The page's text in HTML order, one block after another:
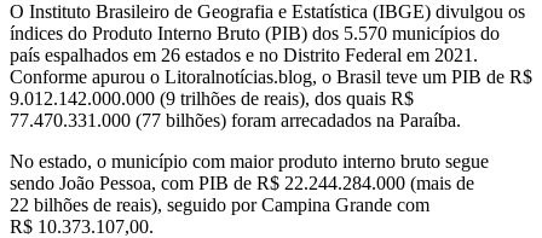
O Instituto Brasileiro de Geografia e Estatística (IBGE) divulgou os
índices do Produto Interno Bruto (PIB) dos 5.570 municípios do
país espalhados em 26 estados e no Distrito Federal em 2021.
Conforme apurou o Litoralnotícias.blog, o Brasil teve um PIB de R$
9.012.142.000.000 (9 trilhões de reais), dos quais R$
77.470.331.000 (77 bilhões) foram arrecadados na Paraíba.
No estado, o município com maior produto interno bruto segue
sendo João Pessoa, com PIB de R$ 22.244.284.000 (mais de
22 bilhões de reais), seguido por Campina Grande com
R$ 10.373.107,00.